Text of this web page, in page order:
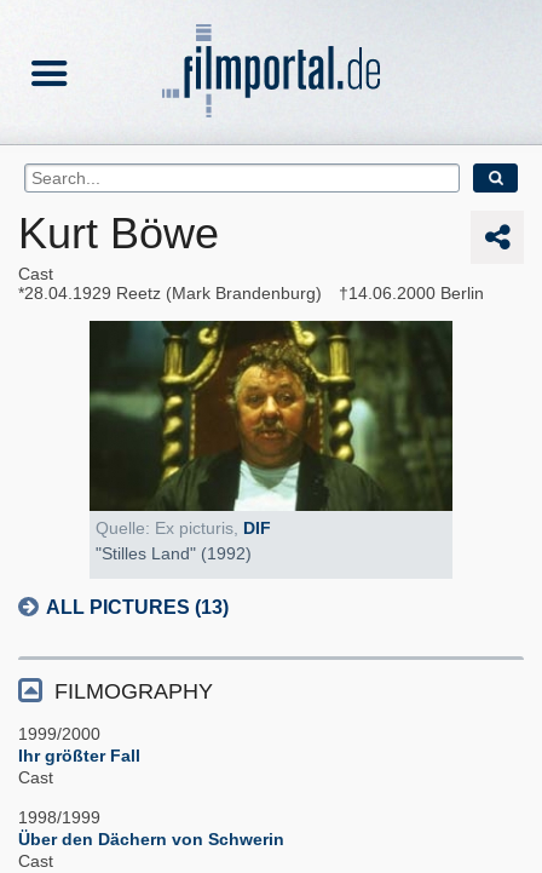
Kurt Böwe
Cast
28.04.1929 Reetz (Mark Brandenburg) 14.06.2000 Berlin
Quelle: Ex picturis, DIF
"Stilles Land" (1992)
ALL PICTURES (13)
FILMOGRAPHY
1999/2000
Ihr größter Fall
Cast
1998/1999
Über den Dächern von Schwerin
Cast